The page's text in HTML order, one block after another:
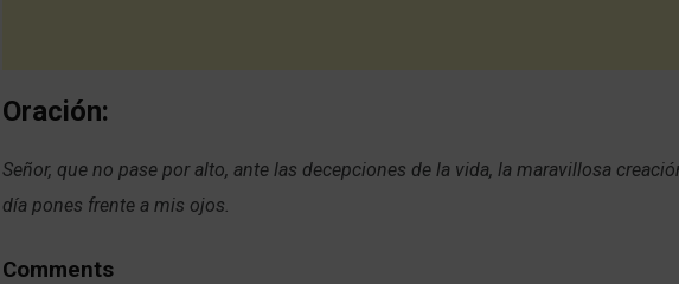
Oración:
Señor, que no pase por alto, ante las decepciones de la vida, la maravillosa
día pones frente a mis ojos.
Comments